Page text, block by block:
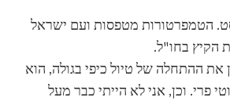
הטמפרטורות מטפסות ועם ישראל
הקיץ בחו"ל.
ההתחלה של טיול כיפי בגולה, הוא
פרי. וכן, אני לא הייתי כבר מעל